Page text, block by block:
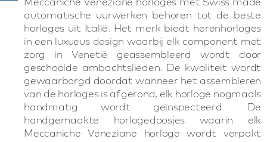
automatische uurwerken behoren tot de beste
horloges uit Italië. Het merk biedt herenhorloges
in een luxueus design waarbij elk component met
zorg in Venetië geassembleerd wordt door
geschoolde ambachtslieden. De kwaliteit wordt
gewaarborgd doordat wanneer het assembleren
van de horloges is afgerond, elk horloge nogmaals
handmatig wordt geïnspecteerd. De
handgemaakte horlogedoosjes waarin elk
Meccaniche Veneziane horloge wordt verpakt